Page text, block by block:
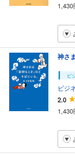
神さ
ビ
ビジ
2.0